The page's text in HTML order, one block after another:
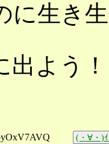
に生き
出よう
(・∀・)